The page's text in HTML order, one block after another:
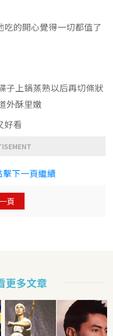
的開心覺得一切都值了
子上鍋蒸熟以后再切條狀
外酥里嫩
好看
下一頁繼續
頁
更多文章